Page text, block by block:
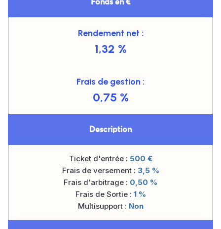
Fonds en €
Rendement net :
1,32 %
Frais de gestion :
0,75 %
Description
Ticket d'entrée : 500 €
Frais de versement : 3,5 %
Frais d'arbitrage : 0,50 %
Frais de Sortie : 1 %
Multisupport : Non